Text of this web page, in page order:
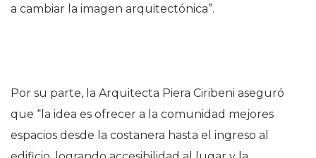
a cambiar la imagen arquitectónica”.
Por su parte, la Arquitecta Piera Ciribeni aseguró
que “la idea es ofrecer a la comunidad mejores
espacios desde la costanera hasta el ingreso al